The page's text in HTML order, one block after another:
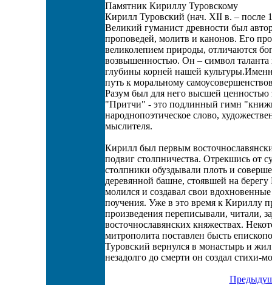
Памятник Кириллу Туровскому
Кирилл Туровский (нач. XII в. – после
Великий гуманист древности был
проповедей, молитв и канонов. Его
великолепием природы, отличаются
возвышенностью. Он – символ таланта
глубины корней нашей
путь к моральному
Разум был для него высшей
"Притчи" - это подлинный гимн
народнопоэтическое слово,
мыслителя.
Кирилл был первым
подвиг столпничества. Отрекшись от
столпники обуздывали плоть и
деревянной башне, стоявшей на
молился и создавал свои
поучения. Уже в это время к Кириллу
произведения переписывали, читали,
восточнославянских княжествах.
митрополита поставлен бысть
Туровский вернулся в монастырь и
незадолго до смерти он создал стихи-